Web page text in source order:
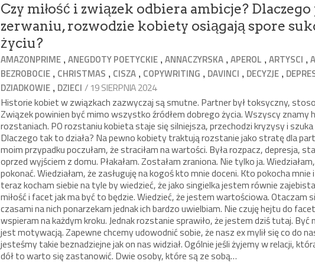
Czy miłość i związek odbiera ambicje? Dlaczego
zerwaniu, rozwodzie kobiety osiągają spore
życiu?
AMAZONPRIME ,ANEGDOTY POETYCKIE ,ANNACZYRSKA ,APEROL ,ARTYSCI ,
BEZROBOCIE , CHRISTMAS , CISZA , COPYWRITING , DAVINCI , DECYZJE ,
DZIADKOWIE , DZIECI / 19 SIERPNIA 2024
Historie kobiet w związkach zazwyczaj są smutne. Partner był toksyczny,
Związek powinien być mimo wszystko źródłem dobrego życia. Wszyscy znamy
rozstaniach. PO rozstaniu kobieta staje się silniejsza, przechodzi kryzysy i szuka
Dlaczego tak to działa? Na pewno kobiety traktują rozstanie jako stratę dla
moim przypadku poczułam, że straciłam na wartości. Była rozpacz, depresja,
oprzed wyjściem z domu. Płakałam. Zostałam zraniona. Nie tylko ja.
pokonać. Wiedziałam, że zasługuję na kogoś kto mnie doceni. Kto pokocha mnie
teraz kocham siebie na tyle by wiedzieć, że jako singielka jestem równie
miłość i facet jak ma być to będzie. Wiedzieć, że jestem wartościowa. Otaczam
czasami na nich ponarzekam jednak ich bardzo uwielbiam. Nie czuję hejtu do
wspieram na każdym kroku. Jednak rozstanie sprawiło, że jestem dziś tutaj. Być
jest motywacją. Zapewne chcemy udowodnić sobie, że nasz ex mylił się co do
jesteśmy takie beznadziejne jak on nas widział. Ogólnie jeśli żyjemy w relacji,
dół to warto się zastanowić. Dwie osoby, które są ze sobą…